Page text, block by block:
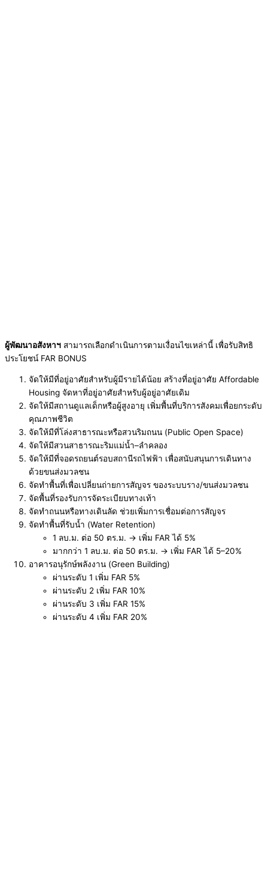
ผู้พัฒนาอสังหาฯ สามารถเลือกดำเนินการตามเงื่อนไขเหล่านี้ เพื่อรับสิทธิ
ประโยชน์ FAR BONUS
จัดให้มีที่อยู่อาศัยสำหรับผู้มีรายได้น้อย สร้างที่อยู่อาศัย Affordable
Housing จัดหาที่อยู่อาศัยสำหรับผู้อยู่อาศัยเดิม
จัดให้มีสถานดูแลเด็กหรือผู้สูงอายุ เพิ่มพื้นที่บริการสังคมเพื่อยกระดับ
คุณภาพชีวิต
จัดให้มีที่โล่งสาธารณะหรือสวนริมถนน (Public Open Space)
จัดให้มีสวนสาธารณะริมแม่น้ำ–ลำคลอง
จัดให้มีที่จอดรถยนต์รอบสถานีรถไฟฟ้า เพื่อสนับสนุนการเดินทาง
ด้วยขนส่งมวลชน
จัดทำพื้นที่เพื่อเปลี่ยนถ่ายการสัญจร ของระบบราง/ขนส่งมวลชน
จัดพื้นที่รองรับการจัดระเบียบทางเท้า
จัดทำถนนหรือทางเดินลัด ช่วยเพิ่มการเชื่อมต่อการสัญจร
จัดทำพื้นที่รับน้ำ (Water Retention)
1 ลบ.ม. ต่อ 50 ตร.ม. → เพิ่ม FAR ได้ 5%
มากกว่า 1 ลบ.ม. ต่อ 50 ตร.ม. → เพิ่ม FAR ได้ 5–20%
อาคารอนุรักษ์พลังงาน (Green Building)
ผ่านระดับ 1 เพิ่ม FAR 5%
ผ่านระดับ 2 เพิ่ม FAR 10%
ผ่านระดับ 3 เพิ่ม FAR 15%
ผ่านระดับ 4 เพิ่ม FAR 20%